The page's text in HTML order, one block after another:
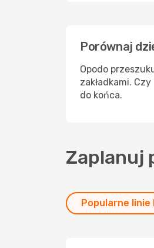
Porównaj
Opodo
zakładkami.
do końca.
Zaplanuj
Popularne linie